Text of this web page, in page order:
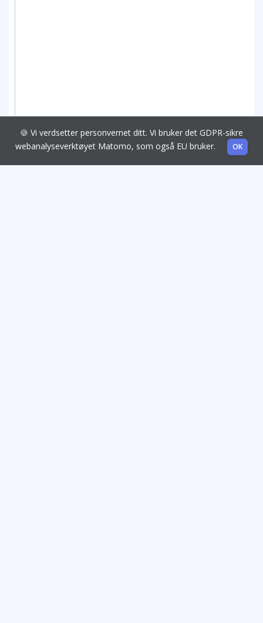
🍪 Vi verdsetter personvernet ditt. Vi bruker det GDPR-sikre
webanalyseverktøyet Matomo, som også EU bruker.
OK